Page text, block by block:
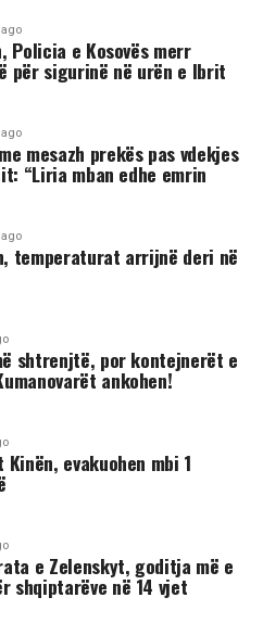
por edhe me krenari
luftëtari. Jetën e një heroi.
familjes Toçi,
të gjithë atyre që e njohën
edhe emrin tënd!”, ka
Policia e Kosovës merr
për sigurinë në urën e Ibrit
mesazh prekës pas vdekjes
“Liria mban edhe emrin
temperaturat arrijnë deri në
shtrenjtë, por kontejnerët e
ankohen!
evakuohen mbi 1
e Zelenskyt, goditja më e
shqiptarëve në 14 vjet